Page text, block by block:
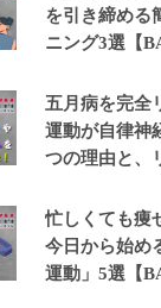
を引き締める
ニング3選【
五月病を完全
運動が自律神
つの理由と、
GYM】
忙しくても痩
今日から始め
運動」5選【